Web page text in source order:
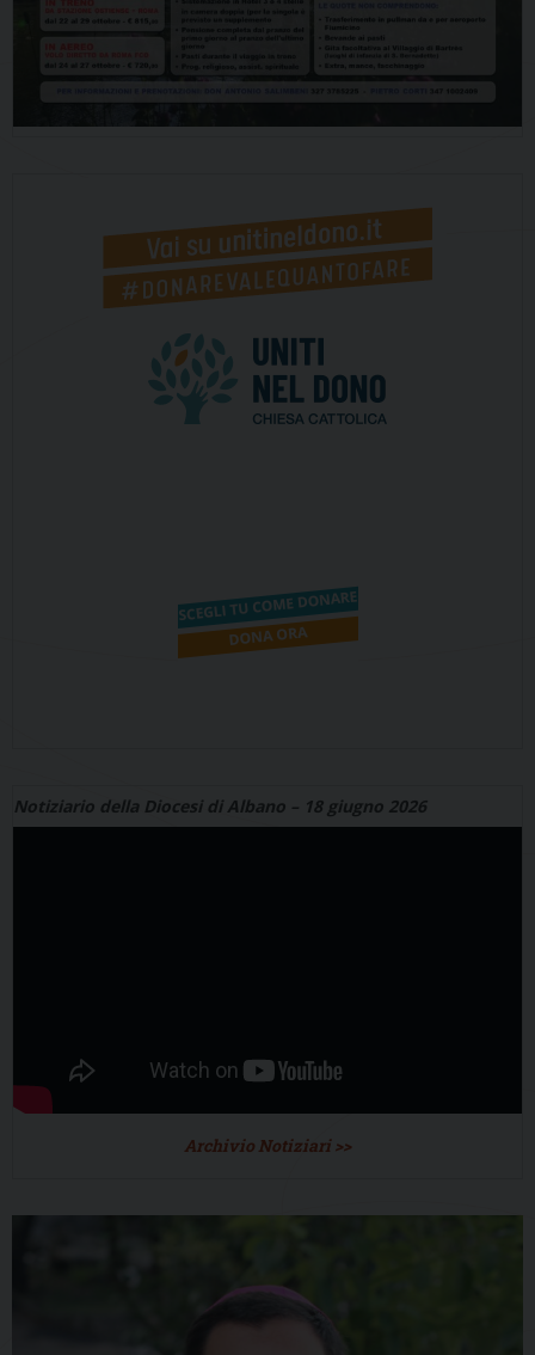
Notiziario della Diocesi di Albano – 18 giugno 2026
Archivio Notiziari >>